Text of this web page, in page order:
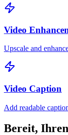
Video
Upscale and
Video Caption
Add readable
Bereit,